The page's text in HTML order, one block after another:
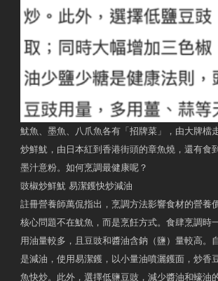
魷魚、墨魚、八爪魚各有「招牌菜」，由大牌檔
炒鮮魷，由日本紅到香港街頭的章魚燒，還有食
墨汁意粉。如何烹調最健康呢？
豉椒炒鮮魷 易潔鑊快炒減油
註冊營養師萬侃指出，烹調方法影響食材的營養
核心問題不在魷魚，而是烹飪方式。食肆烹調時
用油量較多，且豆豉和醬油含鈉（鹽）量較高。
是減油，使用易潔鑊，以小量油噴灑鑊面，炒香
魚快炒。此外，選擇低鹽豆豉，減少醬油和蠔油